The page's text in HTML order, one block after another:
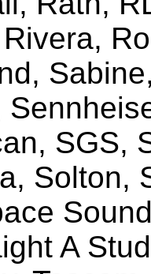
SGS,
Solton,
A